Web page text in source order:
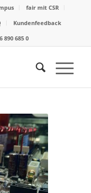
fair mit CSR
Kundenfeedback
890 685 0